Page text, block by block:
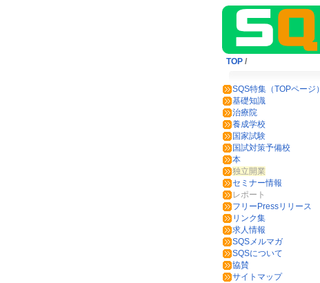
TOP /
SQS特集（TOPページ）
基礎知識
治療院
養成学校
国家試験
国試対策予備校
本
独立開業
セミナー情報
レポート
フリーPressリリース
リンク集
求人情報
SQSメルマガ
SQSについて
協賛
サイトマップ